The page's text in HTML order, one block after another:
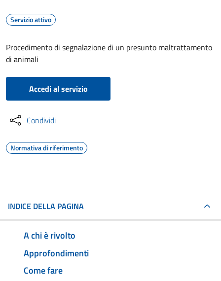
Servizio attivo
Procedimento di segnalazione di un presunto maltrattamento
di animali
Accedi al servizio
Condividi
Normativa di riferimento
INDICE DELLA PAGINA
A chi è rivolto
Approfondimenti
Come fare